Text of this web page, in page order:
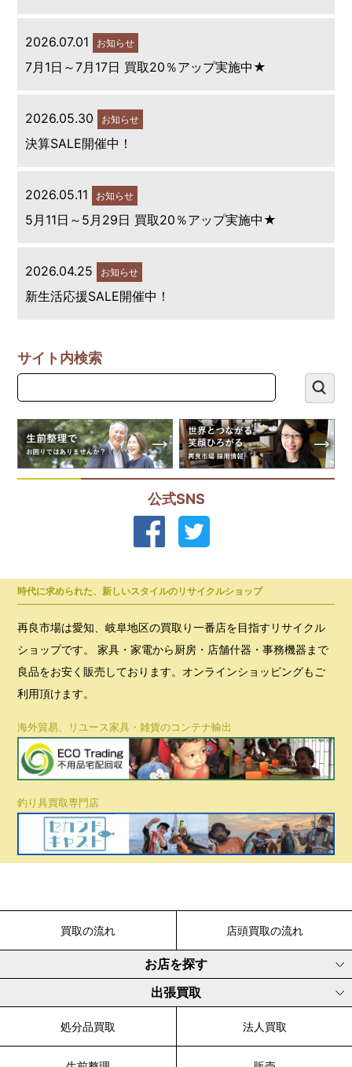
2026.07.01 お知らせ
7月1日～7月17日 買取20％アップ実施中★
2026.05.30 お知らせ
決算SALE開催中！
2026.05.11 お知らせ
5月11日～5月29日 買取20％アップ実施中★
2026.04.25 お知らせ
新生活応援SALE開催中！
サイト内検索
公式SNS
時代に求められた、新しいスタイルのリサイクルショップ
再良市場は愛知、岐阜地区の買取り一番店を目指すリサイクル
ショップです。 家具・家電から厨房・店舗什器・事務機器まで
良品をお安く販売しております。オンラインショッピングもご
利用頂けます。
海外貿易、リユース家具・雑貨のコンテナ輸出
釣り具買取専門店
買取の流れ 店頭買取の流れ
お店を探す
出張買取
処分品買取 法人買取